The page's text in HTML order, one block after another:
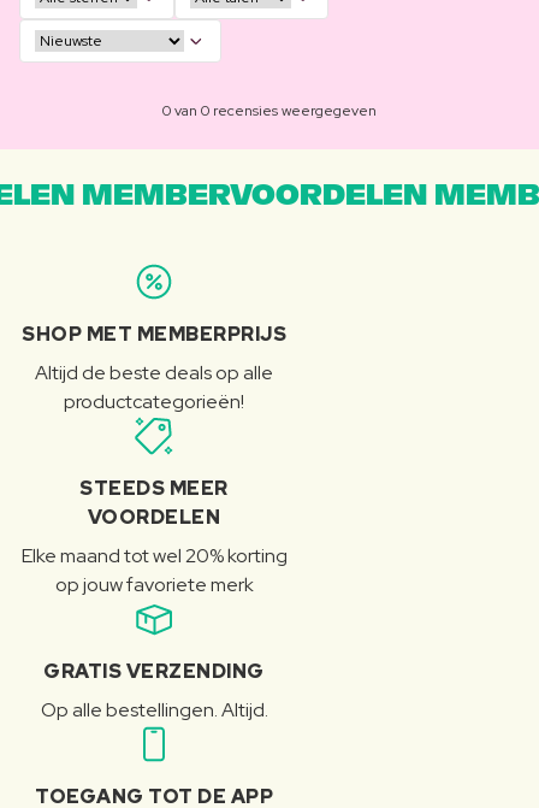
0 van 0 recensies weergegeven
MEMBERVOORDELEN
SHOP MET MEMBERPRIJS
Altijd de beste deals op alle
productcategorieën!
STEEDS MEER
VOORDELEN
Elke maand tot wel 20% korting
op jouw favoriete merk
GRATIS VERZENDING
Op alle bestellingen. Altijd.
TOEGANG TOT DE APP